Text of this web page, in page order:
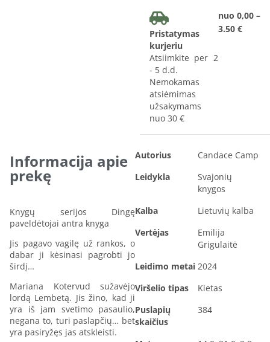
Pristatymas
kurjeriu
Atsiimkite per 2
- 5 d.d.
Nemokamas
atsiėmimas
užsakymams
nuo 30 €
nuo 0,00 –
3.50 €
Informacija apie
prekę
Knygų serijos Dingę
paveldėtojai antra knyga
Jis pagavo vagilę už rankos, o
dabar ji kėsinasi pagrobti jo
širdį…
Mariana Kotervud sužavėjo
lordą Lembetą. Jis žino, kad ji
yra iš jam svetimo pasaulio,
negana to, turi paslapčių… bet
yra pasiryžęs jas atskleisti.
Autorius
Candace Camp
Leidykla
Svajonių
knygos
Kalba
Lietuvių kalba
Vertėjas
Emilija
Grigulaitė
Leidimo metai 2024
Viršelio tipas
Kietas
Puslapių
skaičius
384